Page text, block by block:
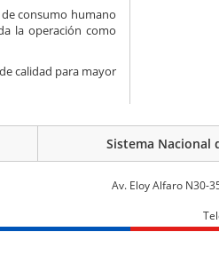
consumo humano
la operación como
calidad para mayor
Sistema Nacional
Av. Eloy Alfaro N30-